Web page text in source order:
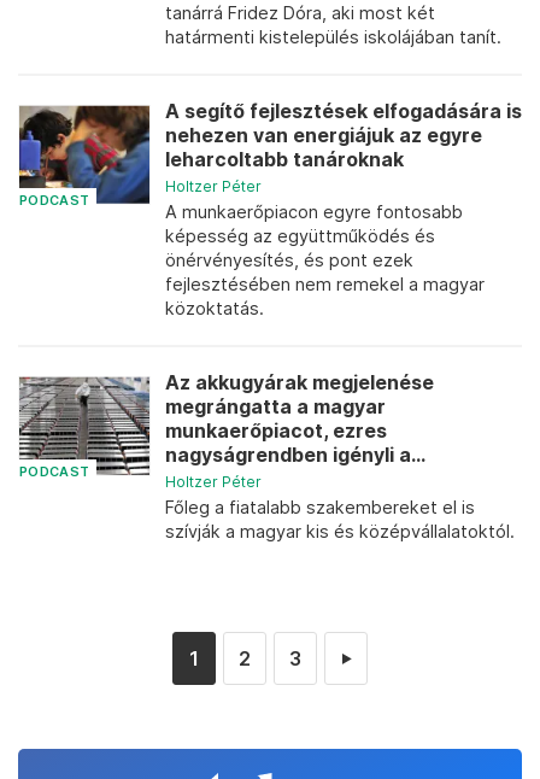
tanárrá Fridez Dóra, aki most két
határmenti kistelepülés iskolájában tanít.
PODCAST
A segítő fejlesztések elfogadására is
nehezen van energiájuk az egyre
leharcoltabb tanároknak
Holtzer Péter
A munkaerőpiacon egyre fontosabb
képesség az együttműködés és
önérvényesítés, és pont ezek
fejlesztésében nem remekel a magyar
közoktatás.
PODCAST
Az akkugyárak megjelenése
megrángatta a magyar
munkaerőpiacot, ezres
nagyságrendben igényli a...
Holtzer Péter
Főleg a fiatalabb szakembereket el is
szívják a magyar kis és középvállalatoktól.
1 2 3 ►